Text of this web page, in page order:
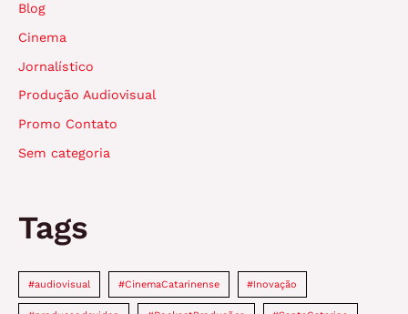
tornar
F1
atrativa
Blog
Cinema
Jornalístico
Produção Audiovisual
Promo Contato
Sem categoria
Tags
#audiovisual #CinemaCatarinense #Inovação